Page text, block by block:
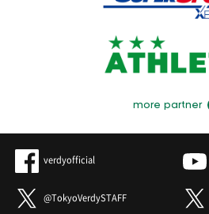
more partner
verdyofficial
@TokyoVerdySTAFF